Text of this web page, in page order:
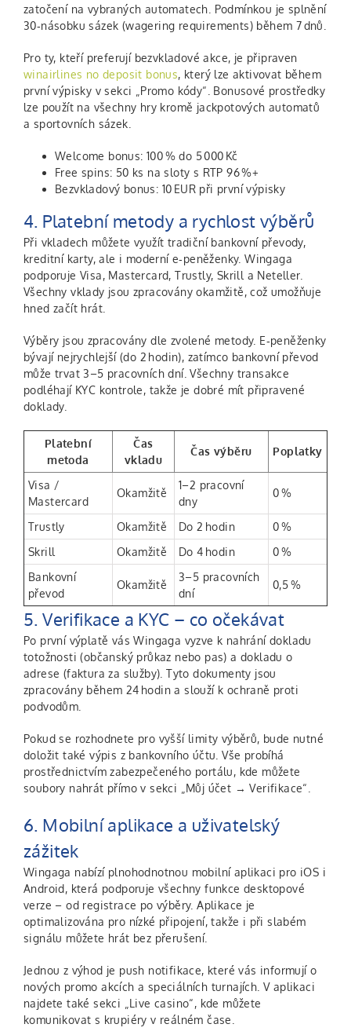
zatočení na vybraných automatech. Podmínkou je splnění
30‑násobku sázek (wagering requirements) během 7 dnů.
Pro ty, kteří preferují bezvkladové akce, je připraven
winairlines no deposit bonus, který lze aktivovat během
první výpisky v sekci „Promo kódy“. Bonusové prostředky
lze použít na všechny hry kromě jackpotových automatů
a sportovních sázek.
Welcome bonus: 100 % do 5 000 Kč
Free spins: 50 ks na sloty s RTP 96 %+
Bezvkladový bonus: 10 EUR při první výpisky
4. Platební metody a rychlost výběrů
Při vkladech můžete využít tradiční bankovní převody,
kreditní karty, ale i moderní e‑peněženky. Wingaga
podporuje Visa, Mastercard, Trustly, Skrill a Neteller.
Všechny vklady jsou zpracovány okamžitě, což umožňuje
hned začít hrát.
Výběry jsou zpracovány dle zvolené metody. E‑peněženky
bývají nejrychlejší (do 2 hodin), zatímco bankovní převod
může trvat 3–5 pracovních dní. Všechny transakce
podléhají KYC kontrole, takže je dobré mít připravené
doklady.
Platební
metoda
Čas
vkladu
Čas výběru Poplatky
Visa /
Mastercard
Okamžitě
1–2 pracovní
dny
0 %
Trustly Okamžitě Do 2 hodin
0 %
Skrill
Okamžitě Do 4 hodin
0 %
Bankovní
převod
Okamžitě
3–5 pracovních
dní
0,5 %
5. Verifikace a KYC – co očekávat
Po první výplatě vás Wingaga vyzve k nahrání dokladu
totožnosti (občanský průkaz nebo pas) a dokladu o
adrese (faktura za služby). Tyto dokumenty jsou
zpracovány během 24 hodin a slouží k ochraně proti
podvodům.
Pokud se rozhodnete pro vyšší limity výběrů, bude nutné
doložit také výpis z bankovního účtu. Vše probíhá
prostřednictvím zabezpečeného portálu, kde můžete
soubory nahrát přímo v sekci „Můj účet → Verifikace“.
6. Mobilní aplikace a uživatelský
zážitek
Wingaga nabízí plnohodnotnou mobilní aplikaci pro iOS i
Android, která podporuje všechny funkce desktopové
verze – od registrace po výběry. Aplikace je
optimalizována pro nízké připojení, takže i při slabém
signálu můžete hrát bez přerušení.
Jednou z výhod je push notifikace, které vás informují o
nových promo akcích a speciálních turnajích. V aplikaci
najdete také sekci „Live casino“, kde můžete
komunikovat s krupiéry v reálném čase.